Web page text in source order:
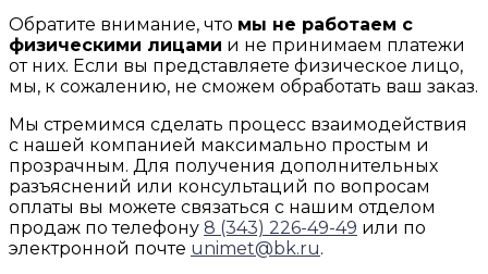
Обратите внимание, что мы не работаем с
физическими лицами и не принимаем платежи
от них. Если вы представляете физическое лицо,
мы, к сожалению, не сможем обработать ваш заказ.
Мы стремимся сделать процесс взаимодействия
с нашей компанией максимально простым и
прозрачным. Для получения дополнительных
разъяснений или консультаций по вопросам
оплаты вы можете связаться с нашим отделом
продаж по телефону 8 (343) 226-49-49 или по
электронной почте unimet@bk.ru.